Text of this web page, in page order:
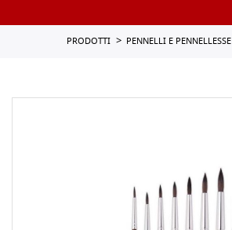
PRODOTTI PENNELLI E PENNELLESSE